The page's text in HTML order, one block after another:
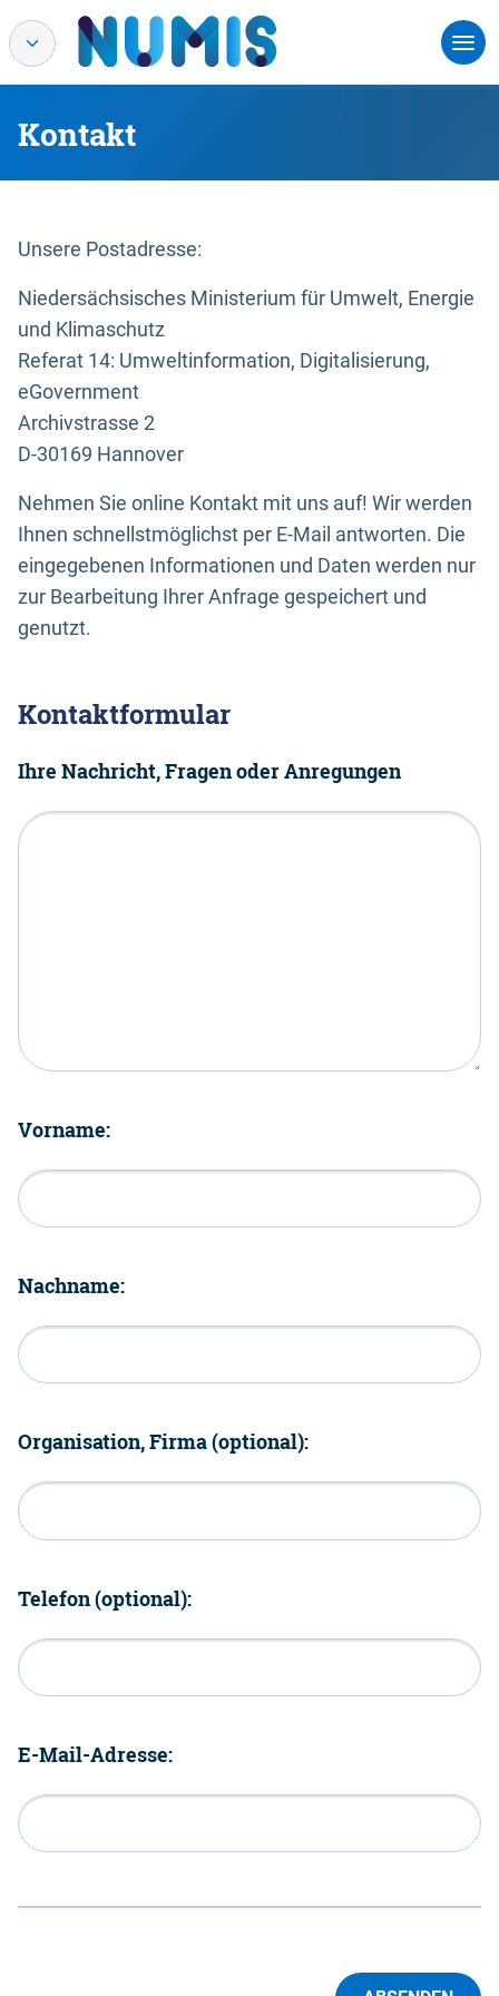
Kontakt
Unsere Postadresse:
Niedersächsisches Ministerium für Umwelt, Energie
und Klimaschutz
Referat 14: Umweltinformation, Digitalisierung,
eGovernment
Archivstrasse 2
D-30169 Hannover
Nehmen Sie online Kontakt mit uns auf! Wir werden
Ihnen schnellstmöglichst per E-Mail antworten. Die
eingegebenen Informationen und Daten werden nur
zur Bearbeitung Ihrer Anfrage gespeichert und
genutzt.
Kontaktformular
Ihre Nachricht, Fragen oder Anregungen
Vorname:
Nachname:
Organisation, Firma (optional):
Telefon (optional):
E-Mail-Adresse: